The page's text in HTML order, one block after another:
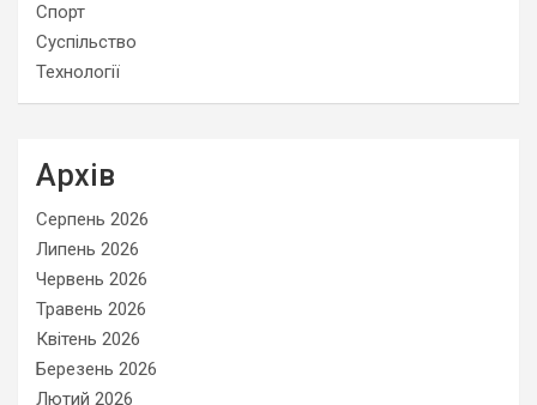
Спорт
Суспільство
Технології
Архів
Серпень 2026
Липень 2026
Червень 2026
Травень 2026
Квітень 2026
Березень 2026
Лютий 2026